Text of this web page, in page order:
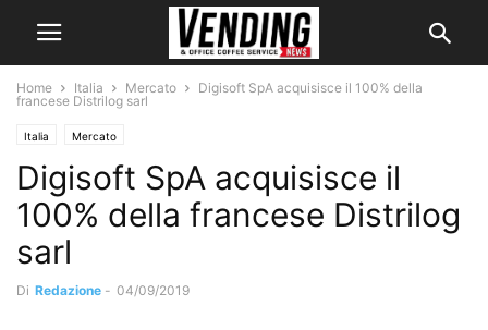
Home Italia Mercato
Digisoft SpA acquisisce il 100% della
francese Distrilog sarl
Italia Mercato
Digisoft SpA acquisisce il
100% della francese Distrilog
sarl
Di Redazione - 04/09/2019